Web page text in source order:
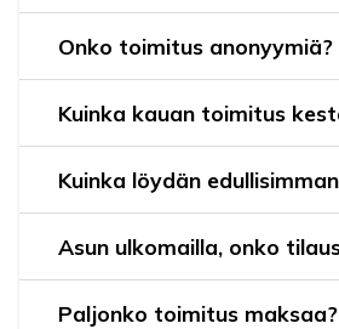
Onko toimitus anonyymiä?
Kuinka kauan toimitus
Kuinka löydän
Asun ulkomailla, onko
Paljonko toimitus maksaa?